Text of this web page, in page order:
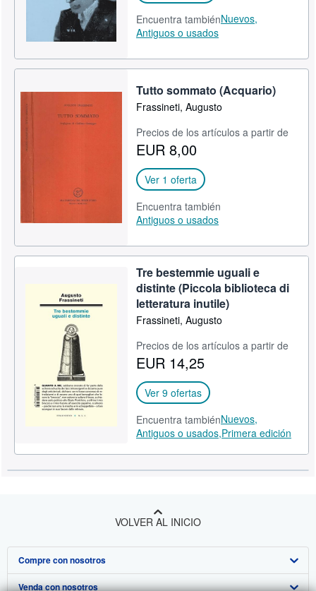
Encuentra tambiénNuevos,
Antiguos o usados
Tutto sommato (Acquario)
Frassineti, Augusto
Precios de los artículos a partir de
EUR 8,00
Ver 1 oferta
Encuentra también
Antiguos o usados
Tre bestemmie uguali e
distinte (Piccola biblioteca di
letteratura inutile)
Frassineti, Augusto
Precios de los artículos a partir de
EUR 14,25
Ver 9 ofertas
Encuentra tambiénNuevos,
Antiguos o usados,Primera edición
VOLVER AL INICIO
Compre con nosotros
Búsqueda avanzada
Venda con nosotros